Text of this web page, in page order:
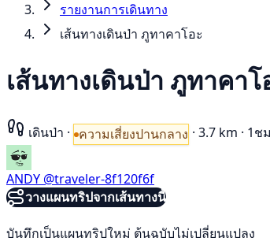
รายงานการเดินทาง
เส้นทางเดินป่า ภูทาคาโอะ
เส้นทางเดินป่า ภูทาคาโ
เดินป่า · ความเสี่ยงปานกลาง · 3.7 km · 1ช
ANDY @traveler-8f120f6f
วางแผนทริปจากเส้นทางนี้
บันทึกเป็นแผนทริปใหม่ ต้นฉบับไม่เปลี่ยนแปลง